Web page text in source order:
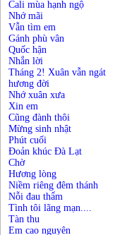
Cali mùa hạnh ngộ
Nhớ mãi
Vẫn tìm em
Gánh phù vân
Quốc hận
Nhắn lời
Tháng 2! Xuân vẫn ngát
hương đời
Nhớ xuân xưa
Xin em
Cũng đành thôi
Mừng sinh nhật
Phút cuối
Đoản khúc Đà Lạt
Chờ
Hương lòng
Niềm riêng đêm thánh
Nỗi đau thẩm
Tình tôi lãng mạn....
Tàn thu
Em cao nguyên